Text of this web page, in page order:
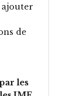
ajouter
de
les